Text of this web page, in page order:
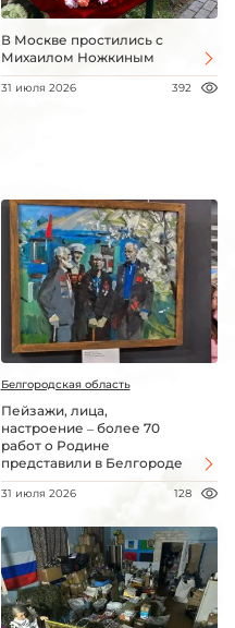
В Москве простились с
Михаилом Ножкиным
31 июля 2026 392
Белгородская область
Пейзажи, лица,
настроение – более 70
работ о Родине
представили в Белгороде
31 июля 2026 128